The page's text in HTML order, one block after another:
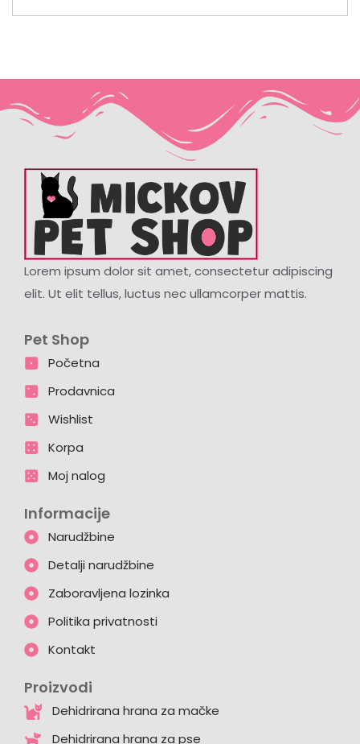
Lorem ipsum dolor sit amet, consectetur adipiscing
elit. Ut elit tellus, luctus nec ullamcorper mattis.
Pet Shop
Početna
Prodavnica
Wishlist
Korpa
Moj nalog
Informacije
Narudžbine
Detalji narudžbine
Zaboravljena lozinka
Politika privatnosti
Kontakt
Proizvodi
Dehidrirana hrana za mačke
Dehidrirana hrana za pse